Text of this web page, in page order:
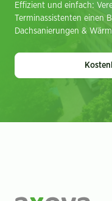
Effizient und einfach:
Terminassistenten einen
Dachsanierungen &